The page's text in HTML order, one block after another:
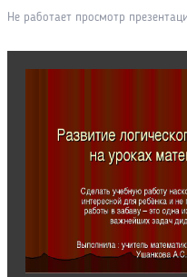
Не работает просмотр